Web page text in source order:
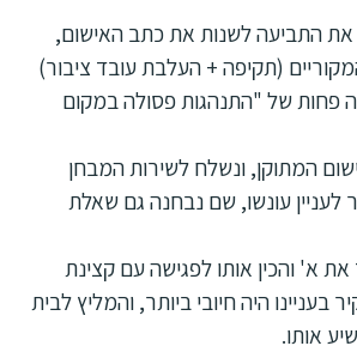
התביעה לשנות את כתב האישום,
(תקיפה + העלבת עובד ציבור)
פחות של "התנהגות פסולה במקום
המתוקן, ונשלח לשירות המבחן
לעניין עונשו, שם נבחנה גם שאלת
א' והכין אותו לפגישה עם קצינת
בעניינו היה חיובי ביותר, והמליץ לבית
אותו.